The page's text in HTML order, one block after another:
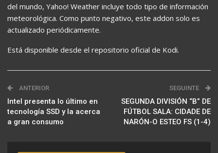
del mundo, Yahoo! Weather incluye todo tipo de información
meteorológica. Como punto negativo, este addon solo es
actualizado periódicamente.
Está disponible desde el repositorio oficial de Kodi.
ANTERIOR
Intel presenta lo último en
tecnología SSD y la acerca
a gran consumo
SEGUINTE
SEGUNDA DIVISIÓN “B” DE
FÚTBOL SALA: CIDADE DE
NARÓN-O ESTEO FS (1-4)